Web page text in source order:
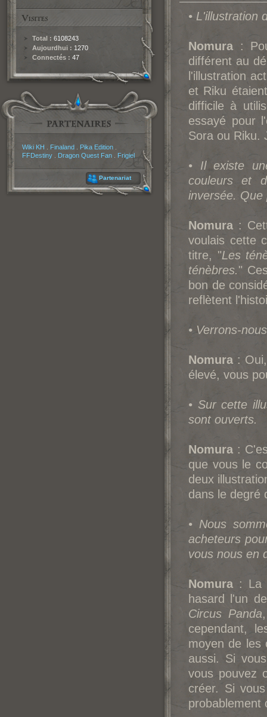
Total : 6108243
Aujourdhui : 1270
Connectés : 47
Wiki KH Finaland Pika Edition
FFDestiny
Dragon Quest Fan Frigiel
Partenariat
• L'illustration
Nomura :
différent au
l'illustration
et Riku
difficile à
essayé pour
Sora ou Riku.
• Il existe
couleurs et
inversée. Que
Nomura :
voulais cette
titre, "Les
ténèbres."
bon de
reflètent
• Verrons-
Nomura :
élevé, vous
• Sur cette
sont ouverts.
Nomura :
que vous le
deux
dans le degré
• Nous
acheteurs
vous nous en
Nomura : La
hasard l'un
Circus Panda
cependant,
moyen de les
aussi. Si
vous pouvez
créer. Si
probablement